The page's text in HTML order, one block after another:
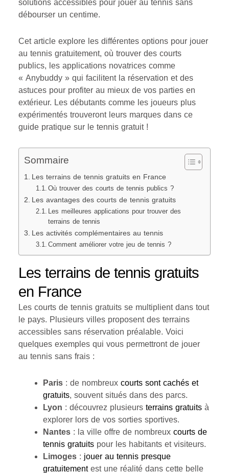
solutions accessibles pour jouer au tennis sans
débourser un centime.
Cet article explore les différentes options pour jouer
au tennis gratuitement, où trouver des courts
publics, les applications novatrices comme
« Anybuddy » qui facilitent la réservation et des
astuces pour profiter au mieux de vos parties en
extérieur. Les débutants comme les joueurs plus
expérimentés trouveront leurs marques dans ce
guide pratique sur le tennis gratuit !
Sommaire
Les terrains de tennis gratuits en France
Où trouver des courts de tennis publics ?
Les avantages des courts de tennis gratuits
Les meilleures applications pour trouver des
terrains de tennis
Les activités complémentaires au tennis
Comment améliorer votre jeu de tennis ?
Les terrains de tennis gratuits
en France
Les courts de tennis gratuits se multiplient dans tout
le pays. Plusieurs villes proposent des terrains
accessibles sans réservation préalable. Voici
quelques exemples qui vous permettront de jouer
au tennis sans frais :
Paris : de nombreux courts sont cachés et
gratuits, souvent situés dans des parcs.
Lyon : découvrez plusieurs terrains gratuits à
explorer lors de vos sorties sportives.
Nantes : la ville offre de nombreux courts de
tennis gratuits pour les habitants et visiteurs.
Limoges : jouer au tennis presque
gratuitementest une réalité dans cette belle